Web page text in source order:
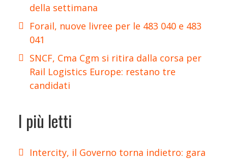
della settimana
Forail, nuove livree per le 483 040 e 483
041
SNCF, Cma Cgm si ritira dalla corsa per
Rail Logistics Europe: restano tre
candidati
I più letti
Intercity, il Governo torna indietro: gara